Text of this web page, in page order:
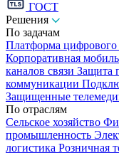
ГОСТ
Решения
По задачам
Платформа цифрового
Корпоративная
каналов связи Защита
коммуникации
Защищенные
По отраслям
Сельское хозяйство
промышленность
логистика Розничная